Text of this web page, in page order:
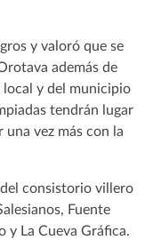
y valoró que se
además de
y del municipio
tendrán lugar
vez más con la
consistorio villero
Fuente
y La Cueva Gráfica.